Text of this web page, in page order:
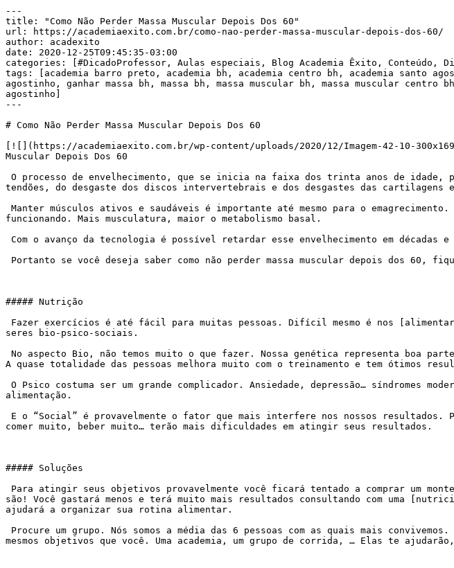
---
title: "Como Não Perder Massa Muscular Depois Dos 60"
url: https://academiaexito.com.br/como-nao-perder-massa-muscular-depois-dos-60/
author: acadexito
date: 2020-12-25T09:45:35-03:00
categories: [#DicadoProfessor, Aulas especiais, Blog Academia Êxito, Conteúdo,
tags: [academia barro preto, academia bh, academia centro bh, academia santo
agostinho, ganhar massa bh, massa bh, massa muscular bh, massa muscular
agostinho]
---
# Como Não Perder Massa Muscular Depois Dos 60
[![](https://academiaexito.com.br/wp-content/uploads/2020/12/Imagem-42-10-
Muscular Depois Dos 60
tendões, do desgaste dos discos intervertebrais e dos desgastes das cartilagens
funcionando. Mais musculatura, maior o metabolismo basal.
##### Nutrição
seres bio-psico-sociais.
A quase totalidade das pessoas melhora muito com o treinamento e tem ótimos
alimentação.
comer muito, beber muito… terão mais dificuldades em atingir seus resultados.
##### Soluções
são! Você gastará menos e terá muito mais resultados consultando com uma
ajudará a organizar sua rotina alimentar.
mesmos objetivos que você. Uma academia, um grupo de corrida, … Elas te